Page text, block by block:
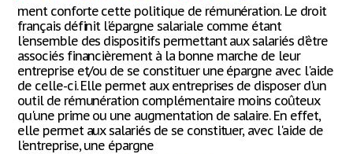
ment conforte cette politique de rémunération. Le droit
français définit l'épargne salariale comme étant
l'ensemble des dispositifs permettant aux salariés d'être
associés financièrement à la bonne marche de leur
entreprise et/ou de se constituer une épargne avec l'aide
de celle-ci. Elle permet aux entreprises de disposer d'un
outil de rémunération complémentaire moins coûteux
qu'une prime ou une augmentation de salaire. En effet,
elle permet aux salariés de se constituer, avec l'aide de
l'entreprise, une épargne